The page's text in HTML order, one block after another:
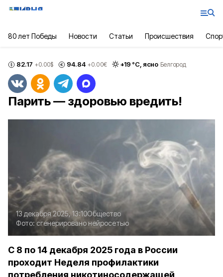
80 лет Победы Новости Статьи Происшествия
82.17 +0.00$ 94.84 +0.00€ +19 °С, ясно Белгород
Парить — здоровью вредить!
13 декабря 2025, 13:10Общество
Фото:сгенерировано нейросетью
С 8 по 14 декабря 2025 года в России
проходит Неделя профилактики
потребления никотиносодержащей